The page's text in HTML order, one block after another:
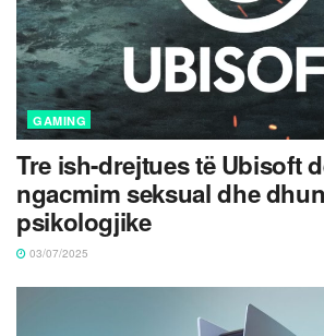
GAMING
Tre ish-drejtues të Ubisoft
ngacmim seksual dhe
psikologjike
03/07/2025